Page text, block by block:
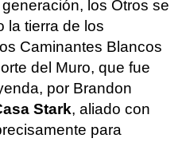
los Otros se
la tierra de los
Caminantes Blancos
del Muro, que fue
por Brandon
Stark, aliado con
para